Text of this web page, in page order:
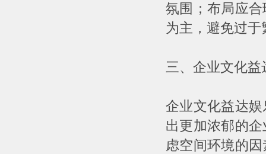
氛围；布局应
为主，避免过
三、企业文化
企业文化益达
出更加浓郁的
虑空间环境的